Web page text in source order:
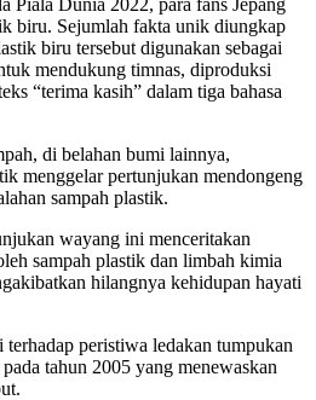
biru. Sejumlah fakta unik diungkap
biru tersebut digunakan sebagai
mendukung timnas, diproduksi
“terima kasih” dalam tiga bahasa
di belahan bumi lainnya,
menggelar pertunjukan mendongeng
sampah plastik.
wayang ini menceritakan
sampah plastik dan limbah kimia
hilangnya kehidupan hayati
peristiwa ledakan tumpukan
tahun 2005 yang menewaskan